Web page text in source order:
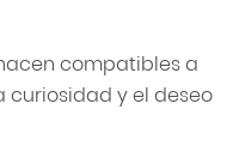
compatibles a
curiosidad y el deseo